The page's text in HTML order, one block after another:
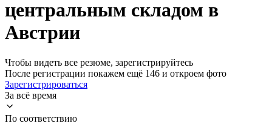
центральным складом в
Австрии
Чтобы видеть все резюме, зарегистрируйтесь
После регистрации покажем ещё 146 и откроем фото
Зарегистрироваться
За всё время
По соответствию